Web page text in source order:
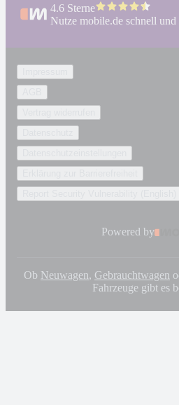
4.6 Sterne
Nutze mobile.de schnell und
Powered by
Ob Neuwagen, Gebrauchtwagen
Fahrzeuge gibt es